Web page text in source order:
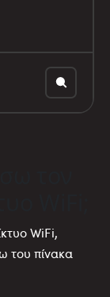
WiFi,
του πίνακα